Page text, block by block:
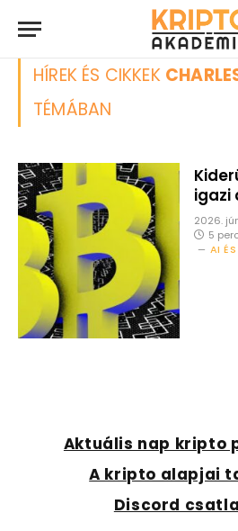
HÍREK ÉS CIKKEK
TÉMÁBAN
igazi
2026.
5
AI
Aktuális nap kripto
A kripto alapjai
Discord